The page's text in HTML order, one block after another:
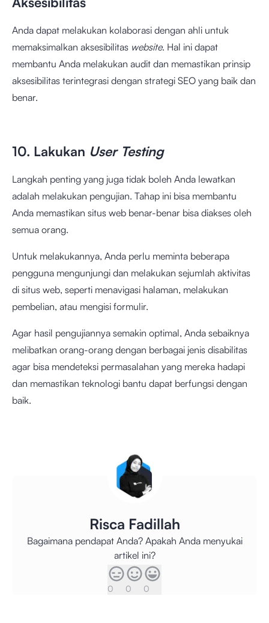
Anda dapat melakukan kolaborasi dengan ahli untuk
memaksimalkan aksesibilitas website. Hal ini dapat
membantu Anda melakukan audit dan memastikan prinsip
aksesibilitas terintegrasi dengan strategi SEO yang baik dan
benar.
10. Lakukan User Testing
Langkah penting yang juga tidak boleh Anda lewatkan
adalah melakukan pengujian. Tahap ini bisa membantu
Anda memastikan situs web benar-benar bisa diakses oleh
semua orang.
Untuk melakukannya, Anda perlu meminta beberapa
pengguna mengunjungi dan melakukan sejumlah aktivitas
di situs web, seperti menavigasi halaman, melakukan
pembelian, atau mengisi formulir.
Agar hasil pengujiannya semakin optimal, Anda sebaiknya
melibatkan orang-orang dengan berbagai jenis disabilitas
agar bisa mendeteksi permasalahan yang mereka hadapi
dan memastikan teknologi bantu dapat berfungsi dengan
baik.
Risca Fadillah
Bagaimana pendapat Anda? Apakah Anda menyukai
artikel ini?
0 0 0